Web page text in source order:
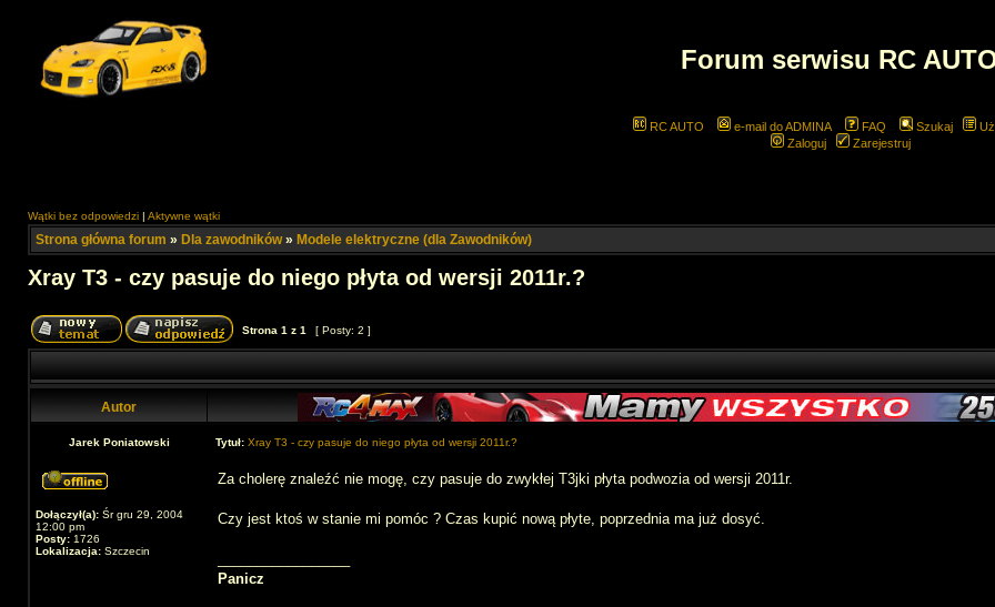
Forum serwisu RC
RC AUTO e-mail do ADMINA FAQ Szukaj
Zaloguj
Zarejestruj
Wątki bez odpowiedzi | Aktywne wątki
Strona główna forum » Dla zawodników» Modele elektryczne (dla Zawodników)
Xray T3 - czy pasuje do niego płyta od wersji 2011r.?
Strona 1 z 1 [ Posty: 2 ]
Autor
Jarek Poniatowski Tytuł: Xray T3 - czy pasuje do niego płyta od wersji 2011r.?
Dołączył(a): Śr gru 29, 2004
12:00 pm
Posty: 1726
Lokalizacja: Szczecin
Za cholerę znaleźć nie mogę, czy pasuje do zwykłej T3jki płyta podwozia od wersji 2011r.
Czy jest ktoś w stanie mi pomóc ? Czas kupić nową płyte, poprzednia ma już dosyć.
Panicz